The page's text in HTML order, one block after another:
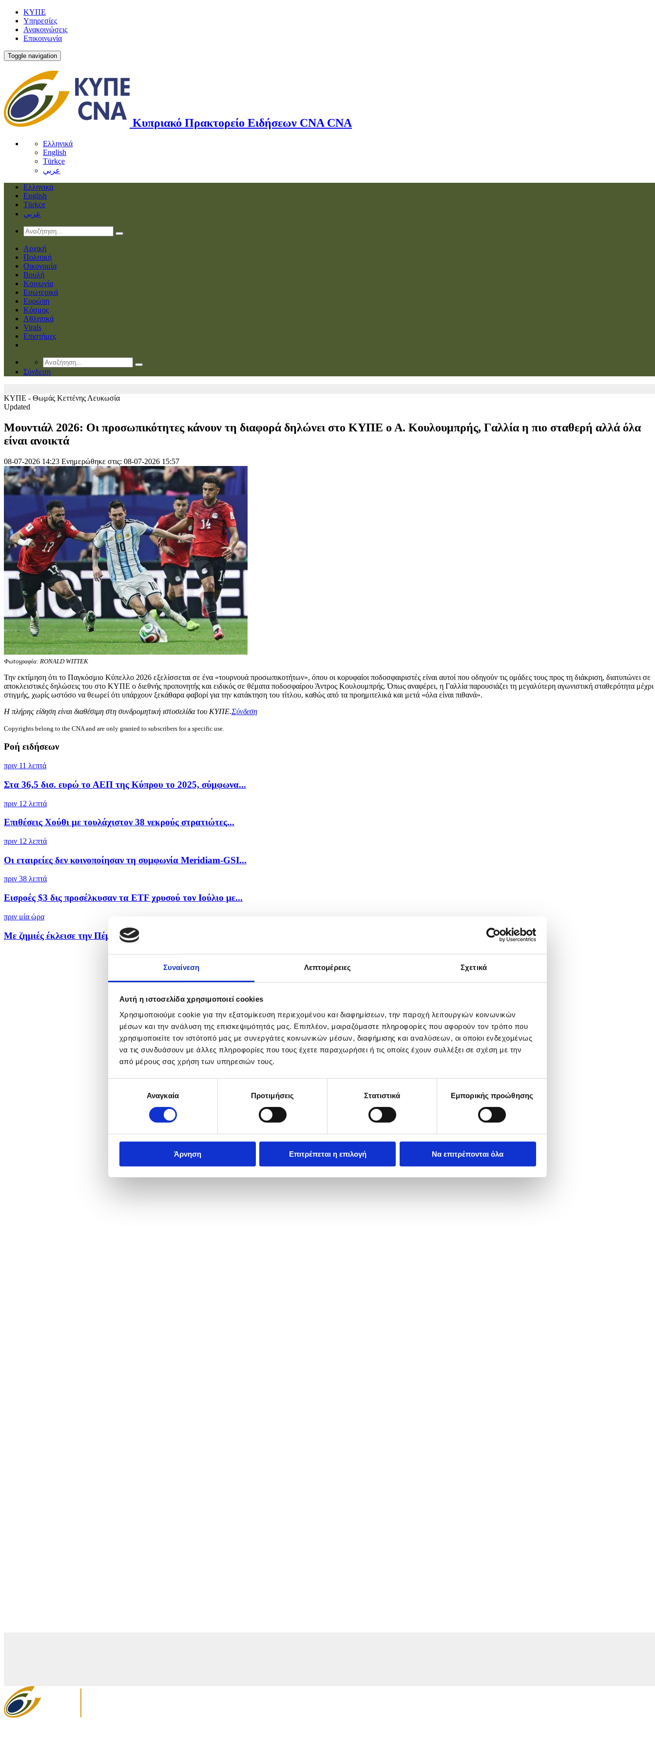
Συναίνεση Λεπτομέρειες Σχετικά
Αυτή η ιστοσελίδα χρησιμοποιεί cookies
Χρησιμοποιούμε cookie για την εξατομίκευση περιεχομένου και διαφημίσεων, την παροχή λειτουργιών κοινωνικών
μέσων και την ανάλυση της επισκεψιμότητάς μας. Επιπλέον, μοιραζόμαστε πληροφορίες που αφορούν τον τρόπο που
χρησιμοποιείτε τον ιστότοπό μας με συνεργάτες κοινωνικών μέσων, διαφήμισης και αναλύσεων, οι οποίοι ενδεχομένως
να τις συνδυάσουν με άλλες πληροφορίες που τους έχετε παραχωρήσει ή τις οποίες έχουν συλλέξει σε σχέση με την
από μέρους σας χρήση των υπηρεσιών τους.
συγκατάθεσηςΑναγκαία Προτιμήσεις Στατιστικά Εμπορικής προώθησης
Άρνηση Επιτρέπεται η επιλογή Να επιτρέπονται όλα
ΚΥΠΕ
Υπηρεσίες
Ανακοινώσεις
Επικοινωνία
Toggle navigation
Κυπριακό Πρακτορείο Ειδήσεων CNA CNA
Ελληνικά
English
Türkçe
عربي
Ελληνικά
English
Türkçe
عربي
Αρχική
Πολιτική
Οικονομία
Βουλή
Κοινωνία
Εσωτερικά
Ευρώπη
Κόσμος
Αθλητικά
Virals
Επιστήμες
Σύνδεση
ΚΥΠΕ - Θωμάς Κεττένης Λευκωσία
Updated
Μουντιάλ 2026: Οι προσωπικότητες κάνουν τη διαφορά δηλώνει στο ΚΥΠΕ ο Α. Κουλουμπρής, Γαλλία η πιο σταθερή αλλά όλα
είναι ανοικτά
08-07-2026 14:23 Ενημερώθηκε στις: 08-07-2026 15:57
Φωτογραφία: RONALD WITTEK
Την εκτίμηση ότι το Παγκόσμιο Κύπελλο 2026 εξελίσσεται σε ένα «τουρνουά προσωπικοτήτων», όπου οι κορυφαίοι ποδοσφαιριστές είναι αυτοί που οδηγούν τις ομάδες τους προς τη διάκριση, διατυπώνει σε
αποκλειστικές δηλώσεις του στο ΚΥΠΕ ο διεθνής προπονητής και ειδικός σε θέματα ποδοσφαίρου Άντρος Κουλουμπρής. Όπως αναφέρει, η Γαλλία παρουσιάζει τη μεγαλύτερη αγωνιστική σταθερότητα μέχρι
στιγμής, χωρίς ωστόσο να θεωρεί ότι υπάρχουν ξεκάθαρα φαβορί για την κατάκτηση του τίτλου, καθώς από τα προημιτελικά και μετά «όλα είναι πιθανά».
Η πλήρης είδηση είναι διαθέσιμη στη συνδρομητική ιστοσελίδα του ΚΥΠΕ.Σύνδεση
Copyrights belong to the CNA and are only granted to subscribers for a specific use.
Ροή ειδήσεων
πριν 11 λεπτά
Στα 36,5 δισ. ευρώ το ΑΕΠ της Κύπρου το 2025, σύμφωνα...
πριν 12 λεπτά
Επιθέσεις Χούθι με τουλάχιστον 38 νεκρούς στρατιώτες...
πριν 12 λεπτά
Οι εταιρείες δεν κοινοποίησαν τη συμφωνία Meridiam-GSI...
πριν 38 λεπτά
Εισροές $3 δις προσέλκυσαν τα ETF χρυσού τον Ιούλιο με...
πριν μία ώρα
Με ζημιές έκλεισε την Πέμπτη το ΧΑΚ